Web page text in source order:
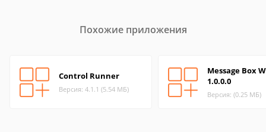
Похожие приложения
Control Runner
Версия: 4.1.1 (5.54 МБ)
Message Box
1.0.0.0
Версия: (0.25 МБ)